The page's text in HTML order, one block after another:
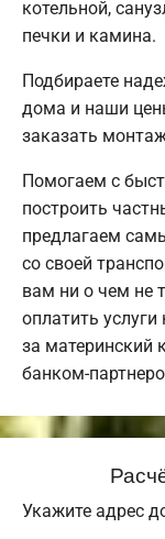
котельной,
печки и камина.
Подбираете
дома и наши
заказать
Помогаем с
построить
предлагаем
со своей
вам ни о чем не
оплатить
за материнский
банком-
Укажите адрес